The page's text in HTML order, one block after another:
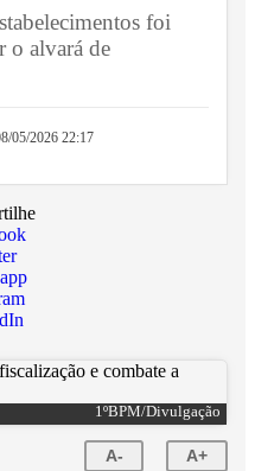
foi
o alvará de
05/2026 22:17
1ºBPM/Divulgação
A- A+